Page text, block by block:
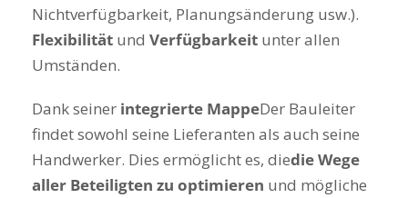
Nichtverfügbarkeit, Planungsänderung usw.).
Flexibilität und Verfügbarkeit unter allen
Umständen.
Dank seiner integrierte MappeDer Bauleiter
findet sowohl seine Lieferanten als auch seine
Handwerker. Dies ermöglicht es, diedie Wege
aller Beteiligten zu optimieren und mögliche